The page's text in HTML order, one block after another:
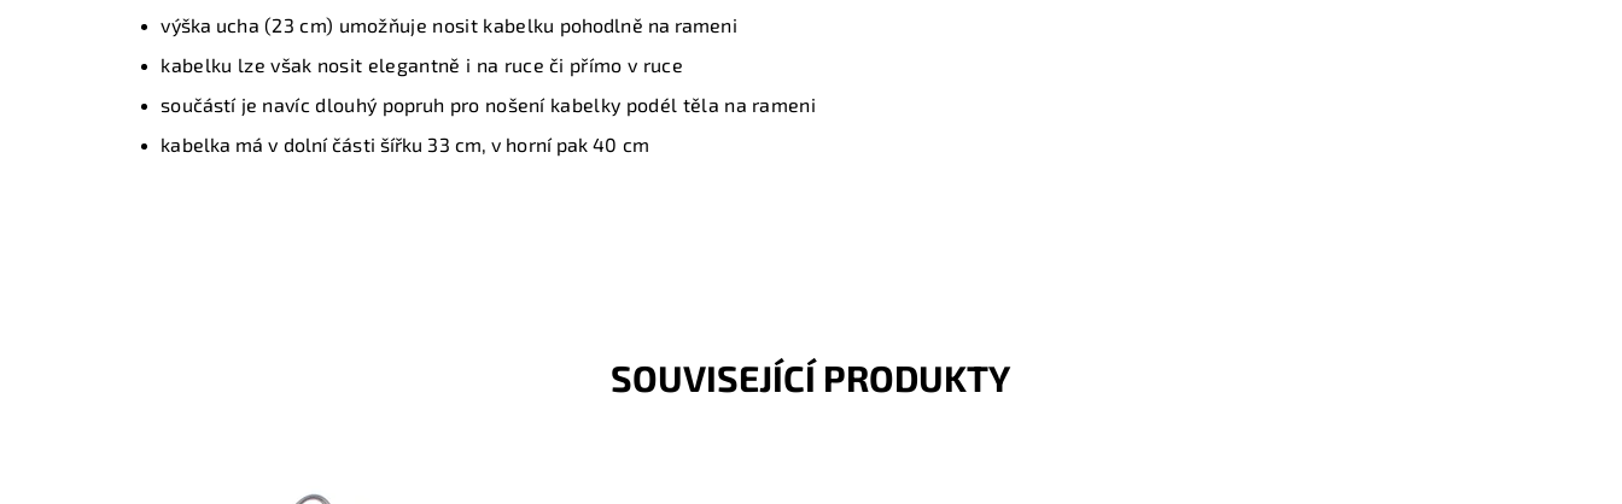
výška ucha (23 cm) umožňuje nosit kabelku pohodlně na rameni
kabelku lze však nosit elegantně i na ruce či přímo v ruce
součástíje navíc dlouhý popruh pro nošení kabelky podél těla na rameni
kabelka má v dolní části šířku 33 cm, v horní pak 40 cm
SOUVISEJÍCÍ PRODUKTY